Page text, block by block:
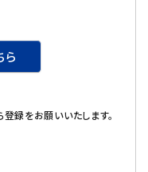
ら
録をお願いいたします。